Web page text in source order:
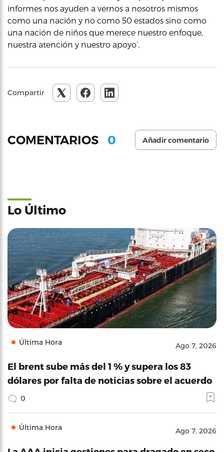
informes nos ayuden a vernos a nosotros mismos
como una nación y no como 50 estados sino como
una nación de niños que merece nuestro enfoque,
nuestra atención y nuestro apoyo’.
Compartir
COMENTARIOS 0 Añadir comentario
Lo Último
Última Hora Ago 7, 2026
El brent sube más del 1 % y supera los 83
dólares por falta de noticias sobre el acuerdo
0
Última Hora Ago 7, 2026